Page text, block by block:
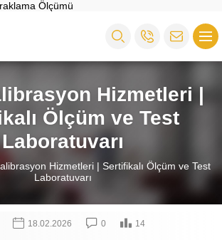
Ölçümü
Hizmetleri |
Ölçüm ve Test
Laboratuvarı
Hizmetleri | Sertifikalı Ölçüm ve Test
Laboratuvarı
18.02.2026 0 14